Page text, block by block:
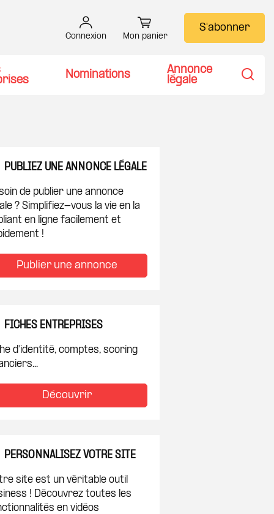
Connexion Mon panier
S'abonner
Nominations
Annonce
légale
ma sélection
à ma sélection
PUBLIEZ UNE ANNONCE LÉGALE
de publier une annonce
? Simplifiez-vous la vie en la
en ligne facilement et
!
Publier une annonce
FICHES ENTREPRISES
d'identité, comptes, scoring
Découvrir
PERSONNALISEZ VOTRE SITE
site est un véritable outil
! Découvrez toutes les
en vidéos